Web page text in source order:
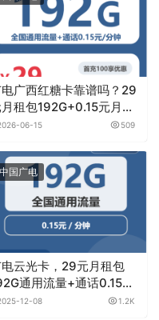
载，请注明出处：
运营商优惠手机流量套
多种实惠的手机卡，且
量套餐卡就到流量卡网
联系客服）